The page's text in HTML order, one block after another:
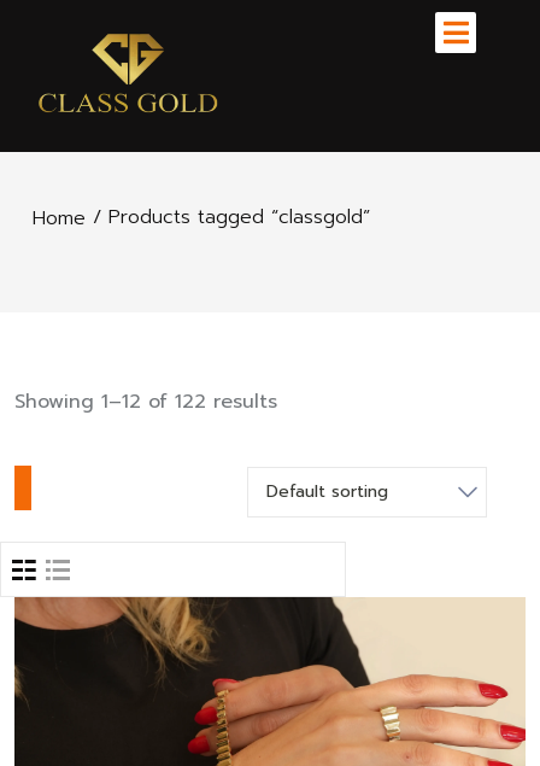
Home / Products tagged “classgold”
Showing 1–12 of 122 results